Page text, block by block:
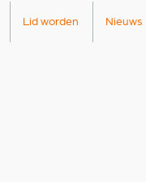
Lid worden Nieuws